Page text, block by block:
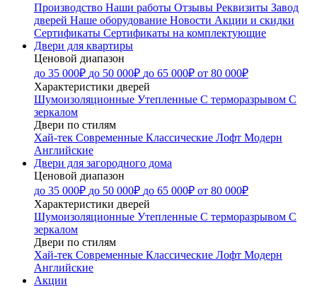
Производство Наши работы Отзывы Реквизиты Завод
дверей Наше оборудование Новости Акции и скидки
Сертификаты Сертификаты на комплектующие
Двери для квартиры
Ценовой диапазон
до 35 000₽ до 50 000₽ до 65 000₽ от 80 000₽
Характеристики дверей
Шумоизоляционные Утепленные С терморазрывом С
зеркалом
Двери по стилям
Хай-тек Современные Классические Лофт Модерн
Английские
Двери для загородного дома
Ценовой диапазон
до 35 000₽ до 50 000₽ до 65 000₽ от 80 000₽
Характеристики дверей
Шумоизоляционные Утепленные С терморазрывом С
зеркалом
Двери по стилям
Хай-тек Современные Классические Лофт Модерн
Английские
Акции